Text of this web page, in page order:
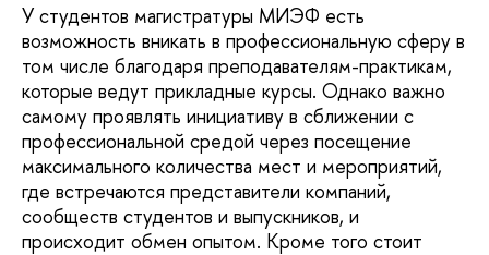
У студентов магистратуры МИЭФ есть
возможность вникать в профессиональную сферу в
том числе благодаря преподавателям-практикам,
которые ведут прикладные курсы. Однако важно
самому проявлять инициативу в сближении с
профессиональной средой через посещение
максимального количества мест и мероприятий,
где встречаются представители компаний,
сообществ студентов и выпускников, и
происходит обмен опытом. Кроме того стоит